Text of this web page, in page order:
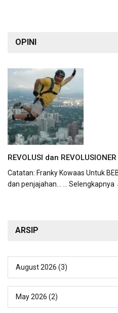
OPINI
REVOLUSI dan REVOLUSIONER
Catatan: Franky Kowaas Untuk
dan penjajahan...
... Selengkapnya
ARSIP
August 2026 (3)
May 2026 (2)